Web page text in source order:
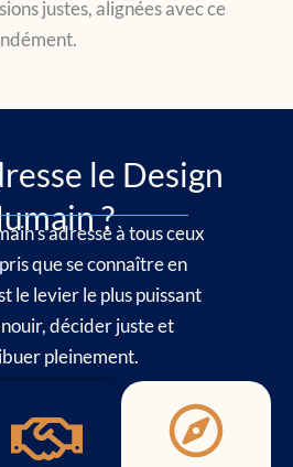
justes, alignées avec ce
le Design
?
s’adresse à tous ceux
que se connaître en
le levier le plus puissant
décider juste et
pleinement.